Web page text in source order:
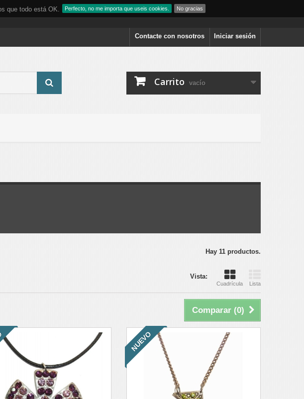
que todo está OK. Perfecto, no me importa que useis cookies. No gracias
Iniciar sesión
Contacte con nosotros
Carrito vacío
Hay 11 productos.
Vista:
Cuadrícula Lista
Comparar (0)
NUEVO